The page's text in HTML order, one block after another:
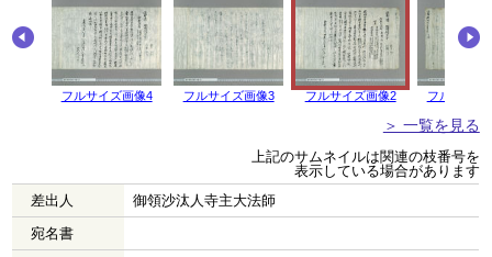
フルサイズ画像4 フルサイズ画像3 フルサイズ画像2 フルサイズ
＞ 一覧を見る
上記のサムネイルは関連の枝番号を
表示している場合があります
差出人
御領沙汰人寺主大法師
宛名書